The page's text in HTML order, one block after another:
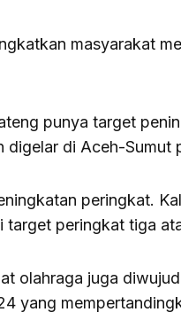
masyarakat
punya target
digelar di Aceh-Sumut
peringkat.
target peringkat tiga
olahraga juga
yang